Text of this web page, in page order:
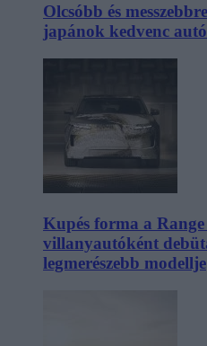
Olcsóbb és
japánok kedvenc
Kupés forma a
villanyautóként
legmerészebb modellje